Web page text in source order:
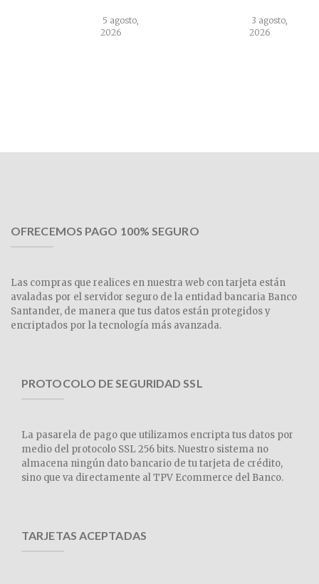
5 agosto,
2026
3 agosto,
2026
OFRECEMOS PAGO 100% SEGURO
Las compras que realices en nuestra web con tarjeta están
avaladas por el servidor seguro de la entidad bancaria Banco
Santander, de manera que tus datos están protegidos y
encriptados por la tecnología más avanzada.
PROTOCOLO DE SEGURIDAD SSL
La pasarela de pago que utilizamos encripta tus datos por
medio del protocolo SSL 256 bits. Nuestro sistema no
almacena ningún dato bancario de tu tarjeta de crédito,
sino que va directamente al TPV Ecommerce del Banco.
TARJETAS ACEPTADAS